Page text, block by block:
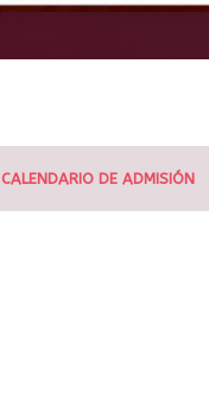
CALENDARIO DE ADMISIÓN